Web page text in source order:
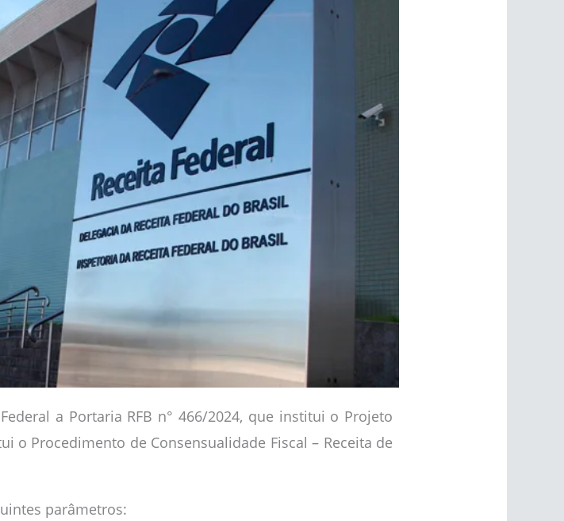
a Portaria RFB n° 466/2024, que institui o Projeto
o Procedimento de Consensualidade Fiscal – Receita de
parâmetros: